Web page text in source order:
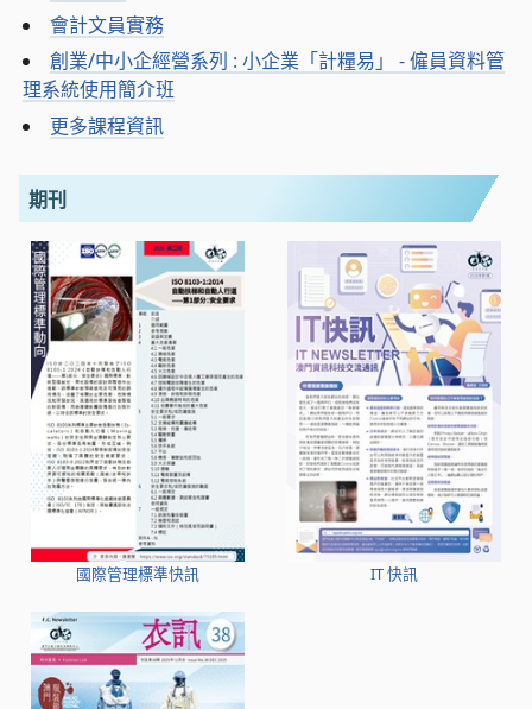
會計文員實務
創業/中小企經營系列 : 小企業「計糧易」 - 僱員資料管
理系統使用簡介班
更多課程資訊
期刊
國際管理標準快訊 IT 快訊